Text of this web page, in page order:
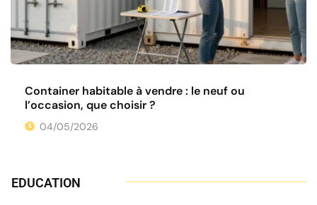
Container habitable à vendre : le neuf ou
l’occasion, que choisir ?
04/05/2026
EDUCATION